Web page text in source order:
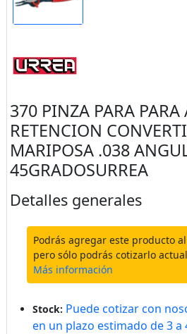
370 PINZA PARA PARA
RETENCION
MARIPOSA .038
45GRADOSURREA
Detalles generales
Podrás agregar este producto
pero sólo podrás cotizarlo
Más información
Stock: Puede cotizar con
en un plazo estimado de 3 a